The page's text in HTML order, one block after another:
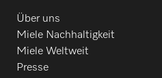
Über uns
Miele Nachhaltigkeit
Miele Weltweit
Presse